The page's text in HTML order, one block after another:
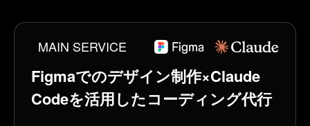
MAIN SERVICE
Figmaでのデザイン制作×Claude
Codeを活用したコーディング代行